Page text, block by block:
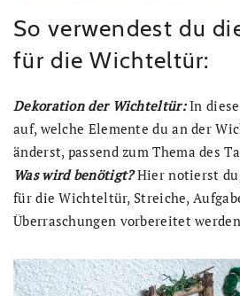
So verwendest du
für die Wichteltür:
Dekoration der Wichteltür: In
auf, welche Elemente du an der
änderst, passend zum Thema des
Was wird benötigt?Hier notierst
für die Wichteltür, Streiche,
Überraschungen vorbereitet